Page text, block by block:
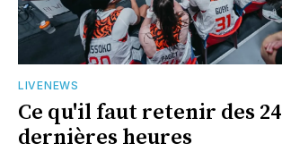
LIVENEWS
Ce qu'il faut retenir des 24
dernières heures